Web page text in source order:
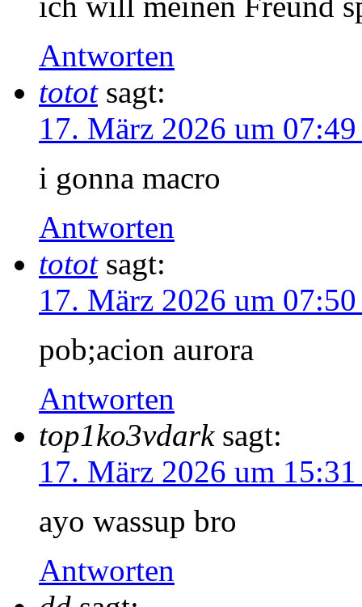
Antworten
totot sagt:
17. März 2026 um
i gonna macro
Antworten
totot sagt:
17. März 2026 um
pob;acion aurora
Antworten
top1ko3vdark sagt:
17. März 2026 um
ayo wassup bro
Antworten